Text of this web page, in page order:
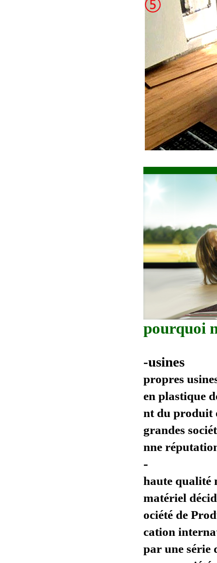
pourquoi
-usines
propres
en plastique
nt du produit
grandes
nne
-
haute
matériel
ociété de
cation
par une série